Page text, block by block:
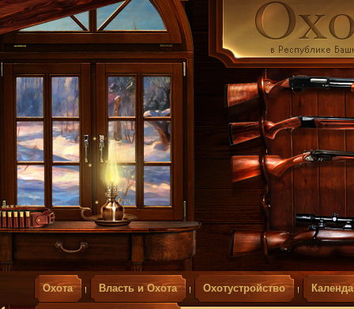
Охота Власть и Охота Охотустройство